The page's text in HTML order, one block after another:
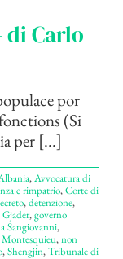
Carlo
por
(Si
per [...]
,Avvocatura di
e rimpatrio,Corte di
,detenzione,
Gjader,governo
Sangiovanni,
Montesquieu,non
,Shengjin,Tribunale di